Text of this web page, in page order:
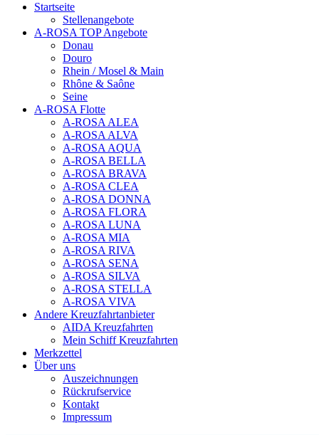
Startseite
Stellenangebote
A-ROSA TOP Angebote
Donau
Douro
Rhein / Mosel & Main
Rhône & Saône
Seine
A-ROSA Flotte
A-ROSA ALEA
A-ROSA ALVA
A-ROSA AQUA
A-ROSA BELLA
A-ROSA BRAVA
A-ROSA CLEA
A-ROSA DONNA
A-ROSA FLORA
A-ROSA LUNA
A-ROSA MIA
A-ROSA RIVA
A-ROSA SENA
A-ROSA SILVA
A-ROSA STELLA
A-ROSA VIVA
Andere Kreuzfahrtanbieter
AIDA Kreuzfahrten
Mein Schiff Kreuzfahrten
Merkzettel
Über uns
Auszeichnungen
Rückrufservice
Kontakt
Impressum